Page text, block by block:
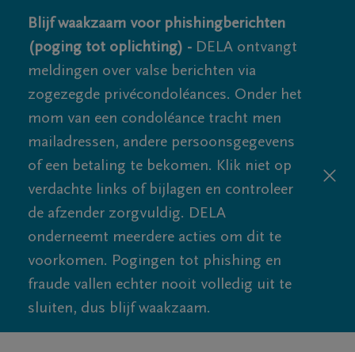
Blijf waakzaam voor phishingberichten
(poging tot oplichting) - DELA ontvangt
meldingen over valse berichten via
zogezegde privécondoléances. Onder het
mom van een condoléance tracht men
mailadressen, andere persoonsgegevens
of een betaling te bekomen. Klik niet op
verdachte links of bijlagen en controleer
de afzender zorgvuldig. DELA
onderneemt meerdere acties om dit te
voorkomen. Pogingen tot phishing en
fraude vallen echter nooit volledig uit te
sluiten, dus blijf waakzaam.